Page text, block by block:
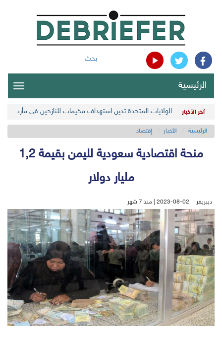
بحث
الرئيسية
آخر الأخبار الولايات المتحدة تدين استهداف مخيمات للنازحين في مأرب
الرئيسية الأخبار إقتصاد
منحة اقتصادية سعودية لليمن بقيمة 1,2
مليار دولار
ديبريفر 2023-08-02 | منذ 7 شهر